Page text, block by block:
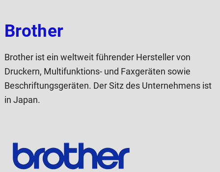
Brother
Brother ist ein weltweit führender Hersteller von
Druckern, Multifunktions- und Faxgeräten sowie
Beschriftungsgeräten. Der Sitz des Unternehmens ist
in Japan.